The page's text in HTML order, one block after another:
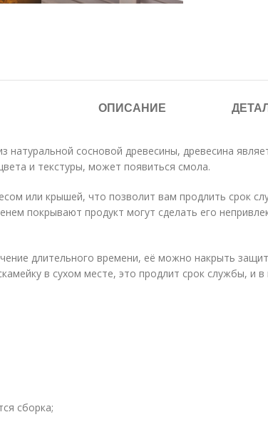
ОПИСАНИЕ
натуральной сосновой древесины, древесина
и текстуры, может появиться смола.
или крышей, что позволит вам продлить срок
покрывают продукт могут сделать его
длительного времени, её можно накрыть
в сухом месте, это продлит срок службы, и
сборка;